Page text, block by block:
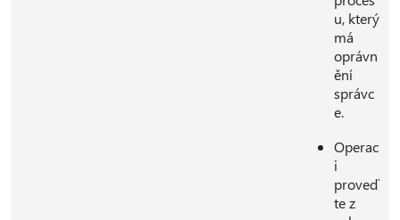
u, který
má
oprávn
ění
správc
e.
Operac
i
proveď
te z